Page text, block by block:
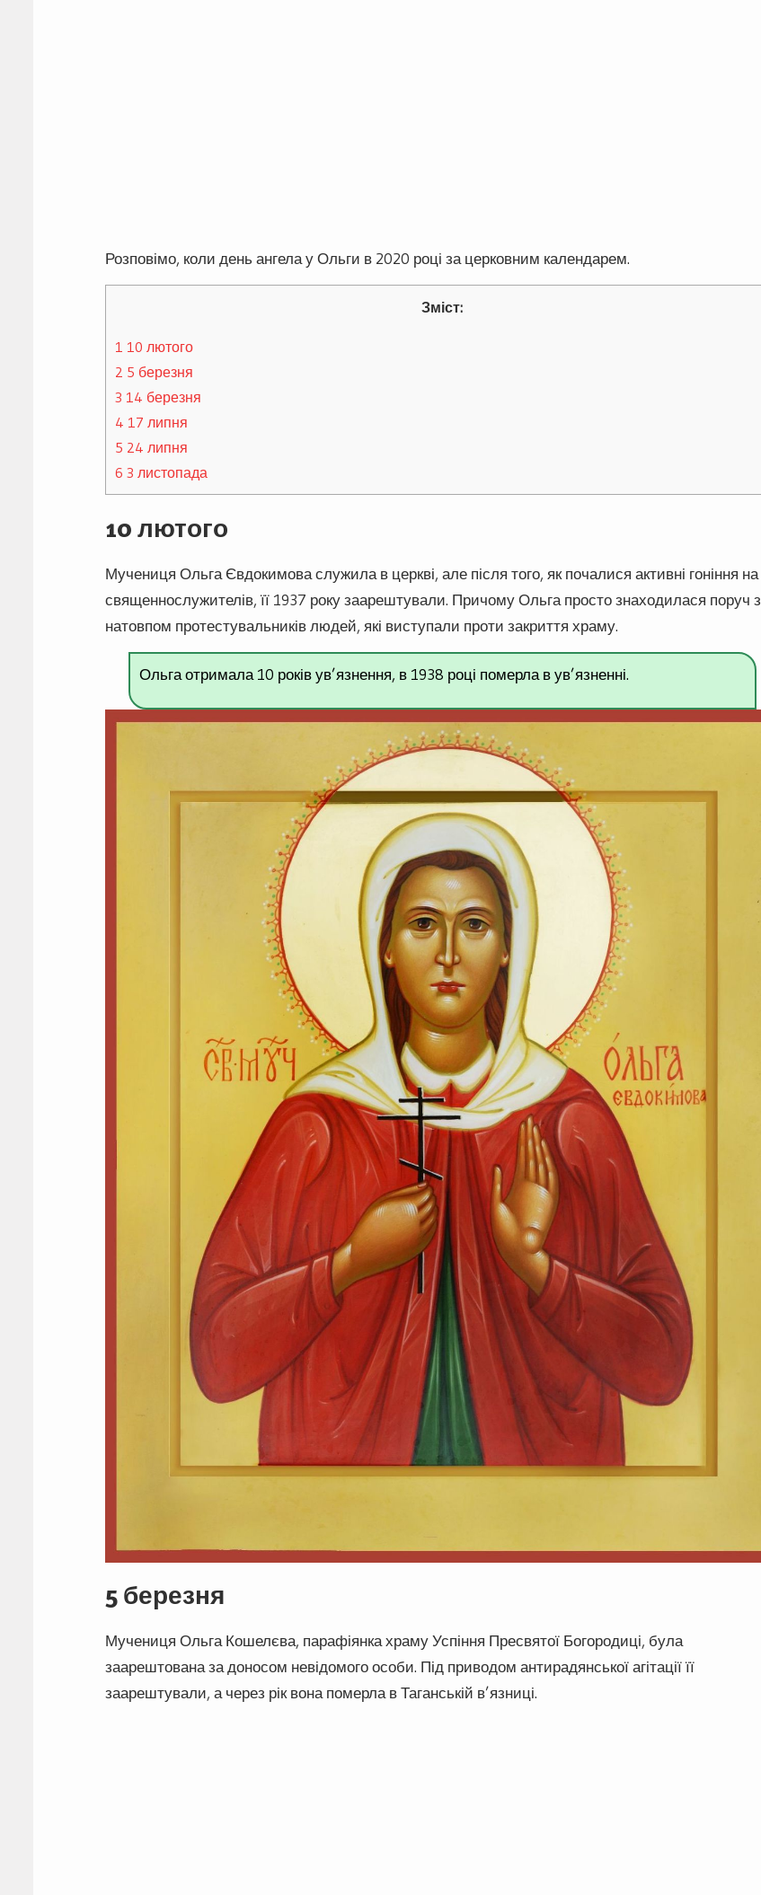
Розповімо, коли день ангела у Ольги в 2020 році за церковним календарем.
Зміст:
1 10 лютого
2 5 березня
3 14 березня
4 17 липня
5 24 липня
6 3 листопада
10 лютого
Мучениця Ольга Євдокимова служила в церкві, але після того, як почалися активні гоніння на
священнослужителів, її 1937 року заарештували. Причому Ольга просто знаходилася поруч з
натовпом протестувальників людей, які виступали проти закриття храму.
Ольга отримала 10 років ув’язнення, в 1938 році померла в ув’язненні.
5 березня
Мучениця Ольга Кошелєва, парафіянка храму Успіння Пресвятої Богородиці, була
заарештована за доносом невідомого особи. Під приводом антирадянської агітації її
заарештували, а через рік вона померла в Таганській в’язниці.